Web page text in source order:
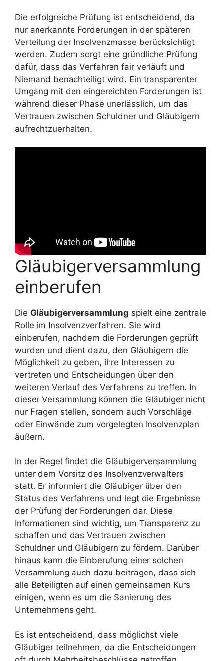
Die erfolgreiche Prüfung ist entscheidend, da
nur anerkannte Forderungen in der späteren
Verteilung der Insolvenzmasse berücksichtigt
werden. Zudem sorgt eine gründliche Prüfung
dafür, dass das Verfahren fair verläuft und
Niemand benachteiligt wird. Ein transparenter
Umgang mit den eingereichten Forderungen ist
während dieser Phase unerlässlich, um das
Vertrauen zwischen Schuldner und Gläubigern
aufrechtzuerhalten.
Gläubigerversammlung
einberufen
Die Gläubigerversammlung spielt eine zentrale
Rolle im Insolvenzverfahren. Sie wird
einberufen, nachdem die Forderungen geprüft
wurden und dient dazu, den Gläubigern die
Möglichkeit zu geben, ihre Interessen zu
vertreten und Entscheidungen über den
weiteren Verlauf des Verfahrens zu treffen. In
dieser Versammlung können die Gläubiger nicht
nur Fragen stellen, sondern auch Vorschläge
oder Einwände zum vorgelegten Insolvenzplan
äußern.
In der Regel findet die Gläubigerversammlung
unter dem Vorsitz des Insolvenzverwalters
statt. Er informiert die Gläubiger über den
Status des Verfahrens und legt die Ergebnisse
der Prüfung der Forderungen dar. Diese
Informationen sind wichtig, um Transparenz zu
schaffen und das Vertrauen zwischen
Schuldner und Gläubigern zu fördern. Darüber
hinaus kann die Einberufung einer solchen
Versammlung auch dazu beitragen, dass sich
alle Beteiligten auf einen gemeinsamen Kurs
einigen, wenn es um die Sanierung des
Unternehmens geht.
Es ist entscheidend, dass möglichst viele
Gläubiger teilnehmen, da die Entscheidungen